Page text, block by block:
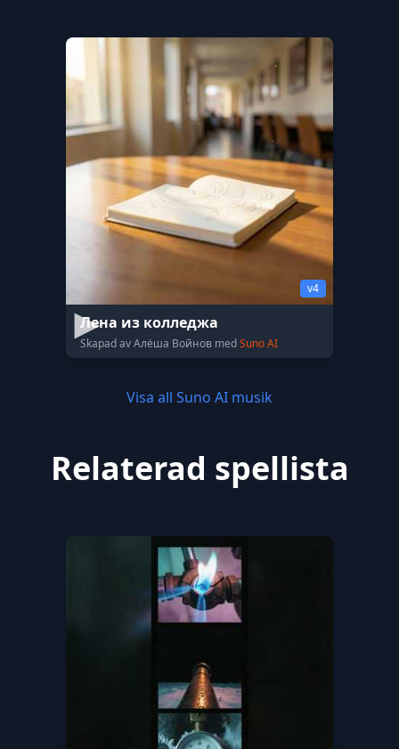
v4
Лена из колледжа
Skapad av Алёша Войнов medSuno AI
Visa all Suno AI musik
Relaterad spellista